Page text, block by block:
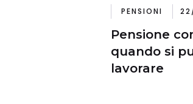
PENSIONI
Pensione
quando si
lavorare